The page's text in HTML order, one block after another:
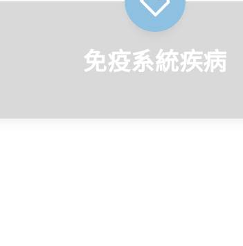
免疫系統疾病